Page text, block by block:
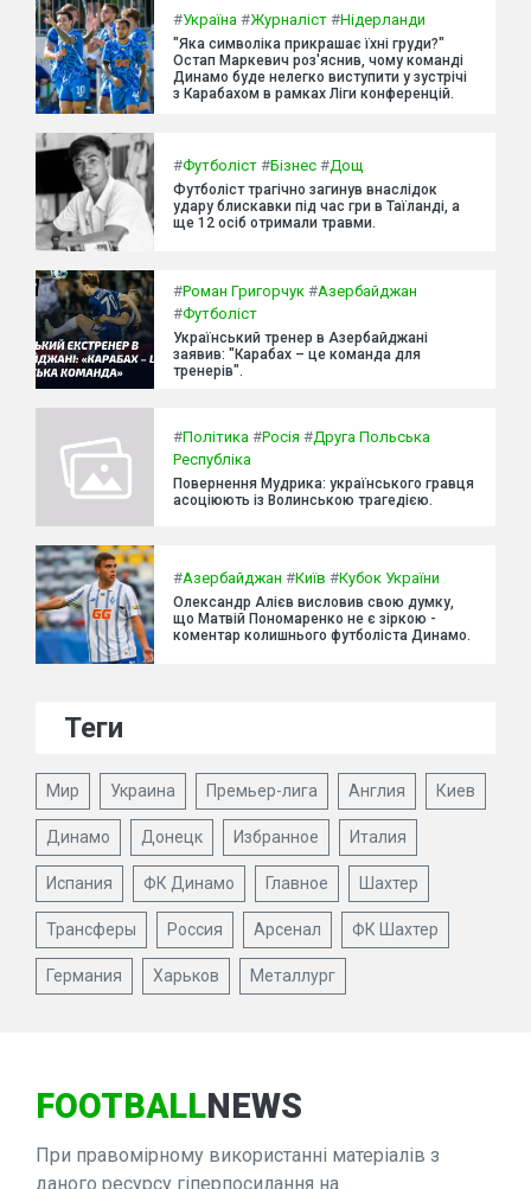
#Україна #Журналіст #Нідерланди
"Яка символіка прикрашає їхні груди?"
Остап Маркевич роз'яснив, чому команді
Динамо буде нелегко виступити у зустрічі
з Карабахом в рамках Ліги конференцій.
#Футболіст #Бізнес #Дощ
Футболіст трагічно загинув внаслідок
удару блискавки під час гри в Таїланді, а
ще 12 осіб отримали травми.
#Роман Григорчук #Азербайджан
#Футболіст
Український тренер в Азербайджані
заявив: "Карабах – це команда для
тренерів".
#Політика #Росія #Друга Польська
Республіка
Повернення Мудрика: українського гравця
асоціюють із Волинською трагедією.
#Азербайджан #Київ #Кубок України
Олександр Алієв висловив свою думку,
що Матвій Пономаренко не є зіркою -
коментар колишнього футболіста Динамо.
Теги
Мир Украина Премьер-лига Англия Киев
Динамо Донецк Избранное Италия
Испания ФК Динамо Главное Шахтер
Трансферы Россия Арсенал ФК Шахтер
Германия Харьков Металлург
FOOTBALLNEWS
При правомірному використанні матеріалів з
даного ресурсу гіперпосилання на